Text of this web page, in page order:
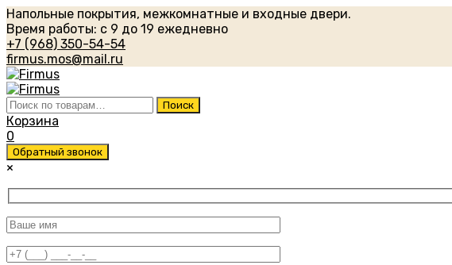
Напольные покрытия, межкомнатные и входные двери.
Время работы: с 9 до 19 ежедневно
+7 (968) 350-54-54
firmus.mos@mail.ru
Искать: Поиск
Корзина
0
Обратный звонок
×